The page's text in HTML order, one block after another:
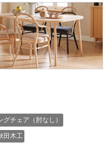
グチェア（肘なし）
田木工